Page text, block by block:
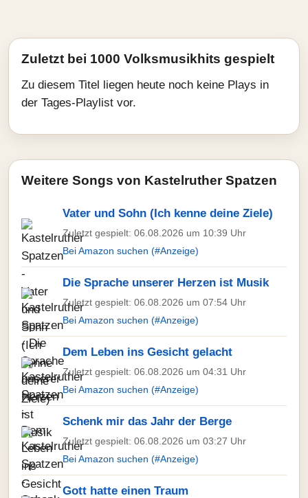
Zuletzt bei 1000 Volksmusikhits gespielt
Zu diesem Titel liegen heute noch keine Plays in
der Tages-Playlist vor.
Weitere Songs von Kastelruther Spatzen
Vater und Sohn (Ich kenne deine Ziele)
Zuletzt gespielt: 06.08.2026 um 10:39 Uhr
Bei Amazon suchen (#Anzeige)
Die Sprache unserer Herzen ist Musik
Zuletzt gespielt: 06.08.2026 um 07:54 Uhr
Bei Amazon suchen (#Anzeige)
Dem Leben ins Gesicht gelacht
Zuletzt gespielt: 06.08.2026 um 04:31 Uhr
Bei Amazon suchen (#Anzeige)
Schenk mir das Jahr der Berge
Zuletzt gespielt: 06.08.2026 um 03:27 Uhr
Bei Amazon suchen (#Anzeige)
Gott hatte einen Traum